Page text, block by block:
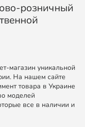
розничный
магазин уникальной
На нашем сайте
товара в Украине
моделей
все в наличии и